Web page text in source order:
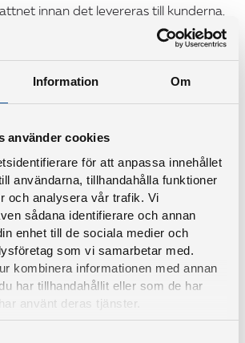
Information Om
använder cookies
för att anpassa innehållet
användarna, tillhandahålla funktioner
och analysera vår trafik. Vi
sådana identifierare och annan
enhet till de sociala medier och
som vi samarbetar med.
kombinera informationen med annan
har tillhandahållit eller som de har
använt deras tjänster.
innan det levereras till kunderna.
pellets, som traditionellt sett, fylls på
Numera är det sensorer som
till andra saker istället.
smart att den till och med meddelar
fylla på direkt till vår leverantör, vilket
för dem och tryggare för oss. När
moment och onödiga resor blir vi
hållbarare, säger Daniel Eriksson,
PiteEnergi.
automatisera pelletsbeställningen